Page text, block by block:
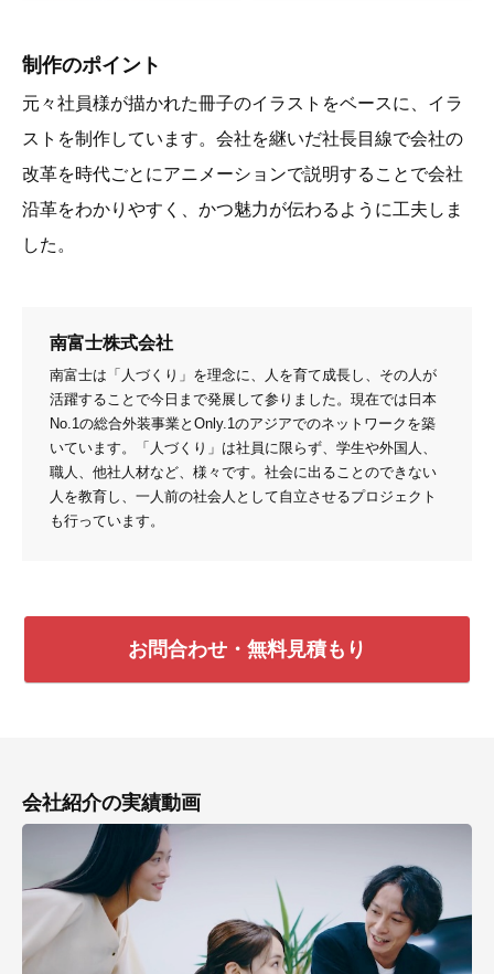
制作のポイント
元々社員様が描かれた冊子のイラストをベースに、イラ
ストを制作しています。会社を継いだ社長目線で会社の
改革を時代ごとにアニメーションで説明することで会社
沿革をわかりやすく、かつ魅力が伝わるように工夫しま
した。
南富士株式会社
南富士は「人づくり」を理念に、人を育て成長し、その人が
活躍することで今日まで発展して参りました。現在では日本
No.1の総合外装事業とOnly.1のアジアでのネットワークを築
いています。「人づくり」は社員に限らず、学生や外国人、
職人、他社人材など、様々です。社会に出ることのできない
人を教育し、一人前の社会人として自立させるプロジェクト
も行っています。
お問合わせ・無料見積もり
会社紹介の実績動画